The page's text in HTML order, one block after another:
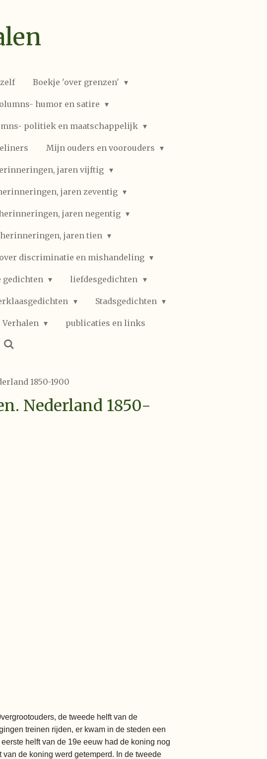
Boekje 'over grenzen'
humor en satire
politiek en maatschappelijk
Mijn ouders en voorouders
jaren vijftig
jaren zeventig
jaren negentig
jaren tien
discriminatie en mishandeling
gedichten liefdesgedichten
Stadsgedichten
Verhalen publicaties en links
1850-1900
Nederland 1850-
de tweede helft van de
treinen rijden, er kwam in de steden een
helft van de 19e eeuw had de koning nog
de koning werd getemperd. In de tweede